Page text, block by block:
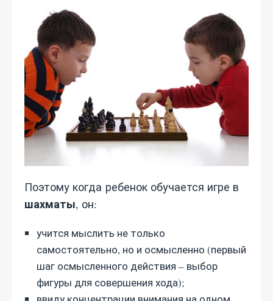
Поэтому когда ребенок обучается игре в
шахматы, он:
учится мыслить не только
самостоятельно, но и осмысленно (первый
шаг осмысленного действия – выбор
фигуры для совершения хода);